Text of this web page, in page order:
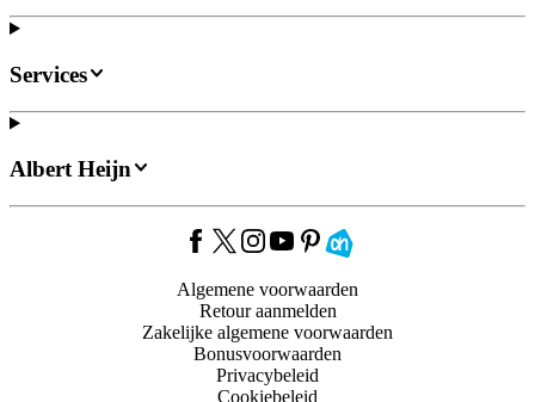
Services
Albert Heijn
Algemene voorwaarden
Retour aanmelden
Zakelijke algemene voorwaarden
Bonusvoorwaarden
Privacybeleid
Cookiebeleid